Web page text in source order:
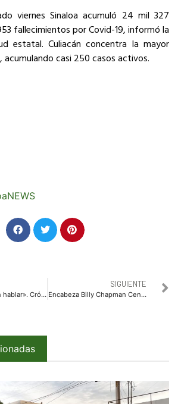
viernes Sinaloa acumuló 24 mil 327
fallecimientos por Covid-19, informó la
estatal. Culiacán concentra la mayor
casi 250 casos activos.
«Si me permiten hablar». Crónicas de un locutor.
SIGUIENTE
Encabeza Billy Chapman Cena con Causa “Comarobampo 2020”